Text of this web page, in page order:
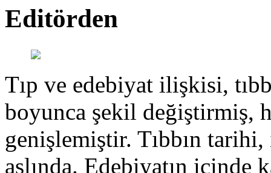
Editörden
Tıp ve edebiyat ilişkisi,
boyunca şekil değiştirmiş,
genişlemiştir. Tıbbın
aslında. Edebiyatın içinde